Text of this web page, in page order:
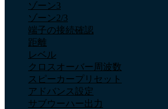
ゾーン3
ゾーン2/3
端子の接続確認
距離
レベル
クロスオーバー周波数
スピーカープリセット
アドバンス設定
サブウーハー出力